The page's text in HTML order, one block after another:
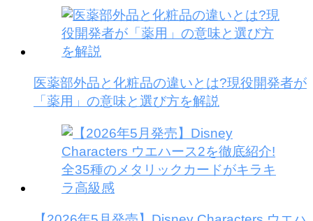
医薬部外品と化粧品の違いとは?現役開発者が
「薬用」の意味と選び方を解説